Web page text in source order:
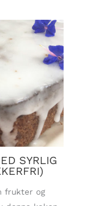
SYRLIG
frukter og